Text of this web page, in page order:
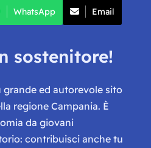
WhatsApp Email
sostenitore!
grande ed autorevole sito
regione Campania. È
da giovani
contribuisci anche tu